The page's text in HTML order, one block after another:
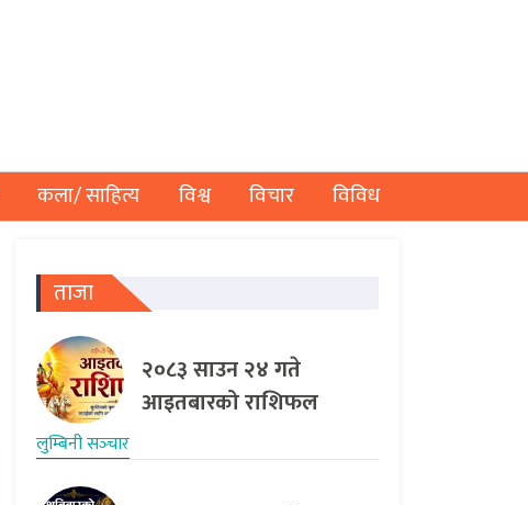
कला/ साहित्य विश्व विचार विविध
ताजा
२०८३ साउन २४ गते
आइतबारको राशिफल
लुम्बिनी सञ्‍चार